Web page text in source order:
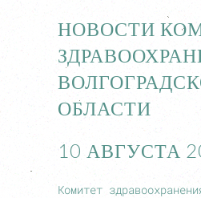
НОВОСТИ
ОБЛАСТИ
10 АВГУСТА
Комитет